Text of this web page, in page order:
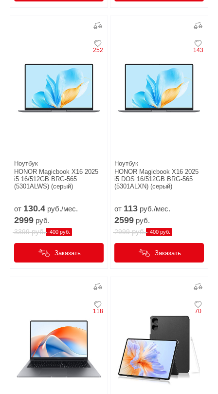
252
Ноутбук
HONOR Magicbook X16 2025
i5 16/512GB BRG-565
(5301ALWS) (серый)
от 130.4 руб./мес.
2999 руб.
3399руб. -400 руб.
Заказать
143
Ноутбук
HONOR Magicbook X16 2025
i5 DOS 16/512GB BRG-565
(5301ALXN) (серый)
от 113 руб./мес.
2599 руб.
2999руб. -400 руб.
Заказать
118 70